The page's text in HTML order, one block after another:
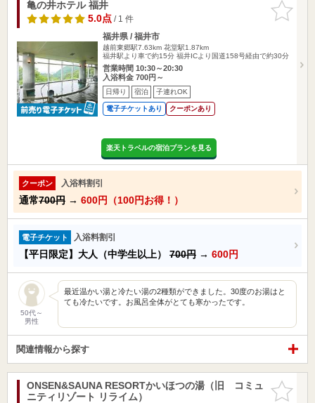
お気に入
りに追加
亀の井ホテル 福井
5.0点/ 1 件
福井県 / 福井市
越前東郷駅7.63km 花堂駅1.87km
福井駅より車で約15分 福井ICより国道158号経由で約30分
営業時間 10:30～20:30
入浴料金 700円～
日帰り 宿泊 子連れOK
電子チケットあり クーポンあり
楽天トラベルの宿泊プランを見る
クーポン 入浴料割引
通常700円 → 600円（100円お得！）
電子チケット 入浴料割引
【平日限定】大人（中学生以上） 700円 → 600円
50代～
男性
最近温かい湯と冷たい湯の2種類ができました。30度のお湯はと
ても冷たいです。お風呂全体がとても寒かったです。
関連情報から探す
お気に入
りに追加
ONSEN&SAUNA RESORTかいほつの湯（旧 コミュ
ニティリゾート リライム）